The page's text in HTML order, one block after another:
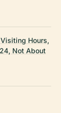
Hours,
Not About